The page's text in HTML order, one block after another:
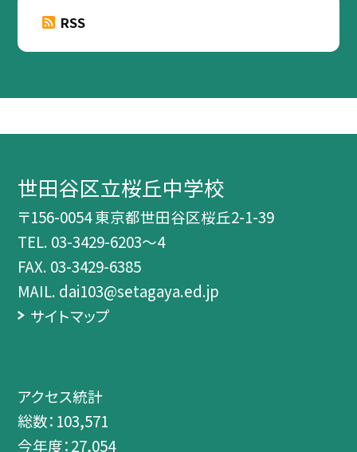
RSS
世田谷区立桜丘中学校
〒156-0054 東京都世田谷区桜丘2-1-39
TEL. 03-3429-6203～4
FAX. 03-3429-6385
MAIL. dai103@setagaya.ed.jp
サイトマップ
アクセス統計
総数： 103,571
今年度：27,054